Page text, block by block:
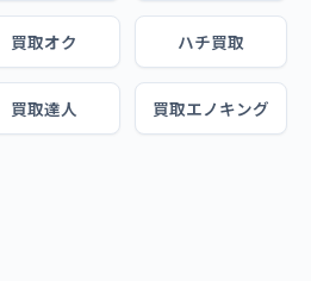
買取オク ハチ買取
買取達人 買取エノキング